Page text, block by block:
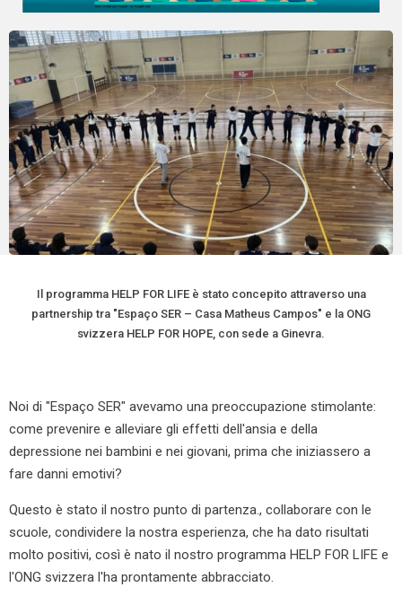
Il programma HELP FOR LIFE è stato concepito attraverso una
partnership tra "Espaço SER – Casa Matheus Campos" e la ONG
svizzera HELP FOR HOPE, con sede a Ginevra.
Noi di "Espaço SER" avevamo una preoccupazione stimolante:
come prevenire e alleviare gli effetti dell'ansia e della
depressione nei bambini e nei giovani, prima che iniziassero a
fare danni emotivi?
Questo è stato il nostro punto di partenza., collaborare con le
scuole, condividere la nostra esperienza, che ha dato risultati
molto positivi, così è nato il nostro programma HELP FOR LIFE e
l'ONG svizzera l'ha prontamente abbracciato.